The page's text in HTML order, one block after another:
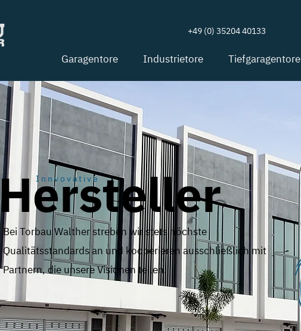
Garagentore Industrietore Tiefgaragentore
+49 (0) 35204 40133
Hersteller
Innvovative
Bei Torbau Walther streben wir stets höchste
Qualitätsstandards an und kooperieren ausschließlich mit
Partnern, die unsere Visionen teilen.